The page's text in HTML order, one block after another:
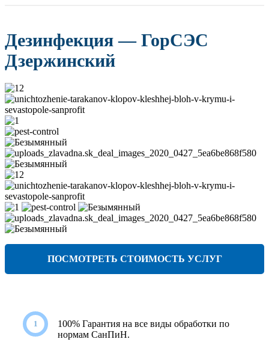
Дезинфекция — ГорСЭС
Дзержинский
ПОСМОТРЕТЬ СТОИМОСТЬ УСЛУГ
100% Гарантия на все виды обработки по
нормам СанПиН.